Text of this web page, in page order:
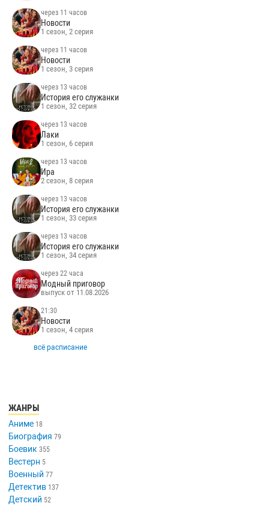
через 11 часов
Новости
1 сезон, 2 серия
через 11 часов
Новости
1 сезон, 3 серия
через 13 часов
История его служанки
1 сезон, 32 серия
через 13 часов
Лаки
1 сезон, 6 серия
через 13 часов
Ира
2 сезон, 8 серия
через 13 часов
История его служанки
1 сезон, 33 серия
через 13 часов
История его служанки
1 сезон, 34 серия
через 22 часа
Модный приговор
выпуск от 11.08.2026
21:30
Новости
1 сезон, 4 серия
всё расписание
ЖАНРЫ
Аниме 18
Биография 79
Боевик 355
Вестерн 5
Военный 77
Детектив 137
Детский 52